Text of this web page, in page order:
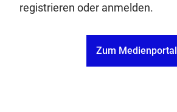
registrieren oder anmelden.
Zum Medienportal